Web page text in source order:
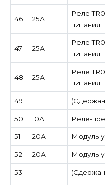
46 25А
Реле
питания
47 25А
Реле
питания
48 25А
Реле
питания
49
50 10А Реле-
51 20А Модуль
52 20А Модуль
53